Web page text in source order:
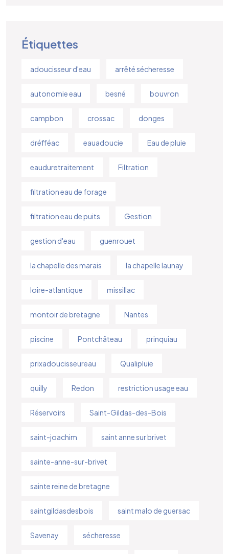
Étiquettes
adoucisseur d'eau arrêté sécheresse
autonomie eau besné bouvron
campbon crossac donges
dréfféac eauadoucie Eau de pluie
eauduretraitement Filtration
filtration eau de forage
filtration eau de puits Gestion
gestion d'eau guenrouet
la chapelle des marais la chapelle launay
loire-atlantique missillac
montoir de bretagne Nantes
piscine Pontchâteau prinquiau
prixadoucisseureau Qualipluie
quilly Redon restriction usage eau
Réservoirs Saint-Gildas-des-Bois
saint-joachim saint anne sur brivet
sainte-anne-sur-brivet
sainte reine de bretagne
saintgildasdesbois saint malo de guersac
Savenay sécheresse